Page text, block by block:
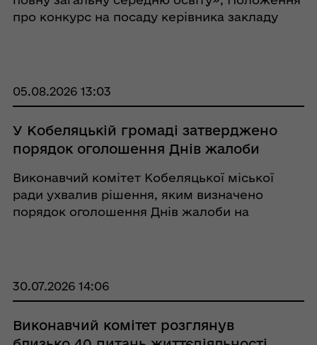
про конкурс на посаду керівника закладу
05.08.2026 13:03
У Кобеляцькій громаді затверджено
порядок оголошення Днів жалоби
Виконавчий комітет Кобеляцької міської
ради ухвалив рішення, яким визначено
порядок оголошення Днів жалоби на
ритуалу поховання військовослуж ...
30.07.2026 14:06
Виконавчий комітет розглянув